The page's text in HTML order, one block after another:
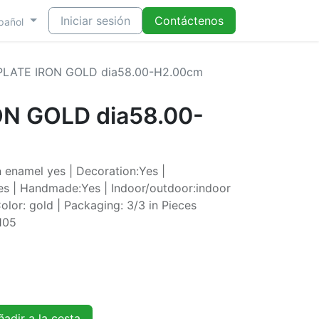
Iniciar sesión Contáctenos
IRON GOLD dia58.00-H2.00cm
GOLD dia58.00-
yes | Decoration:Yes |
| Handmade:Yes | Indoor/outdoor:indoor
gold | Packaging: 3/3 in Pieces